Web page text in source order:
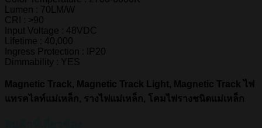
Lumen : 70LM/W
CRI : >90
Input Voltage : 48VDC
Lifetime : 40,000
Ingress Protection : IP20
Dimmability : YES
Magnetic Track, Magnetic Track Light, Magnetic Track ไฟ
แทรคไลท์แม่เหล็ก, รางไฟแม่เหล็ก, โคมไฟรางชนิดแม่เหล็ก